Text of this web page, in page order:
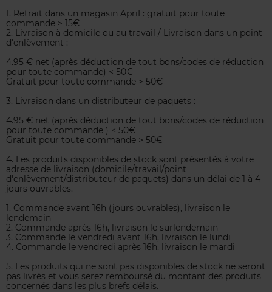
1. Retrait dans un magasin ApriL: gratuit pour toute
commande > 15€
2. Livraison à domicile ou au travail / Livraison dans un point
d'enlèvement :
4.95 € net (après déduction de tout bons/codes de réduction
pour toute commande) < 50€
Gratuit pour toute commande > 50€
3. Livraison dans un distributeur de paquets :
4.95 € net (après déduction de tout bons/codes de réduction
pour toute commande ) < 50€
Gratuit pour toute commande > 50€
4. Les produits disponibles de stock sont présentés à votre
adresse de livraison (domicile/travail/point
d'enlèvement/distributeur de paquets) dans un délai de 1 à 4
jours ouvrables.
1. Commande avant 16h (jours ouvrables), livraison le
lendemain
2. Commande après 16h, livraison le surlendemain
3. Commande le vendredi avant 16h, livraison le lundi
4. Commande le vendredi après 16h, livraison le mardi
5. Les produits qui ne sont pas disponibles de stock ne seront
pas livrés et vous serez remboursé du montant des produits
concernés dans les plus brefs délais.